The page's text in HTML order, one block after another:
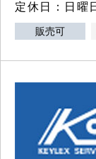
定休日：日曜
販売可